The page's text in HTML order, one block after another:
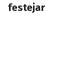
festejar